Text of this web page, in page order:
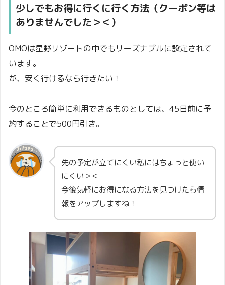
少しでもお得に行くに行く方法（クーポン等は
ありませんでした＞＜）
OMOは星野リゾートの中でもリーズナブルに設定されて
います。
が、安く行けるなら行きたい！
今のところ簡単に利用できるものとしては、45日前に予
約することで500円引き。
先の予定が立てにくい私にはちょっと使い
にくい＞＜
今後気軽にお得になる方法を見つけたら情
報をアップしますね！